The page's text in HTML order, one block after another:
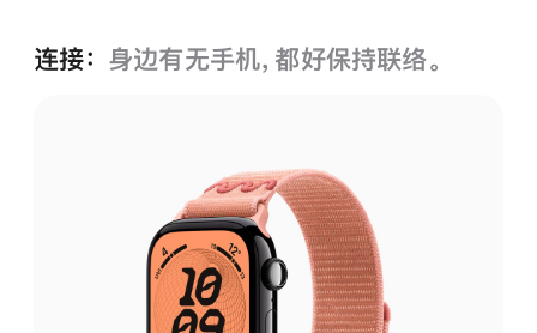
连接： 身边有无手机，都好保持联络。